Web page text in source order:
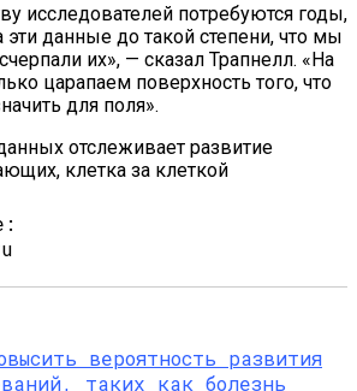
исследователей потребуются годы,
эти данные до такой степени, что мы
их», — сказал Трапнелл. «На
царапаем поверхность того, что
для поля».